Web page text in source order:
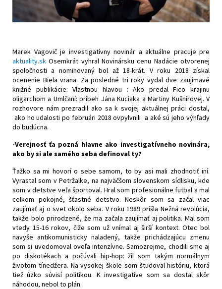
Marek Vagovič je investigatívny novinár a aktuálne pracuje pre
aktuality.sk Osemkrát vyhral Novinársku cenu Nadácie otvorenej
spoločnosti a nominovaný bol až 18-krát. V roku 2018 získal
ocenenie Biela vrana. Za posledné tri roky vydal dve zaujímavé
knižné publikácie: Vlastnou hlavou : Ako predal Fico krajinu
oligarchom a Umlčaní: príbeh Jána Kuciaka a Martiny Kušnírovej. V
rozhovore nám prezradil ako sa k svojej aktuálnej práci dostal,
ako ho udalosti po februári 2018 ovpylvnili a aké sú jeho výhľady
do budúcna.
-Verejnosť ťa pozná hlavne ako investigatívneho novinára,
ako by si ale samého seba definoval ty?
Ťažko sa mi hovorí o sebe samom, to by asi mali zhodnotiť iní.
Vyrastal som v Petržalke, na najväčšom slovenskom sídlisku, kde
som v detstve veľa športoval. Hral som profesionálne futbal a mal
celkom pokojné, šťastné detstvo. Neskôr som sa začal viac
zaujímať aj o svet okolo seba. V roku 1989 prišla Nežná revolúcia,
takže bolo prirodzené, že ma začala zaujímať aj politika. Mal som
vtedy 15-16 rokov, čiže som už vnímal aj širší kontext. Otec bol
navyše antikomunisticky naladený, takže prichádzajúcu zmenu
som si uvedomoval oveľa intenzívne. Samozrejme, chodili sme aj
po diskotékach a počúvali hip-hop: žil som takým normálnym
životom tínedžera. Na vysokej škole som študoval históriu, ktorá
tiež úzko súvisí politikou. K investigatíve som sa dostal skôr
náhodou, nebol to plán.